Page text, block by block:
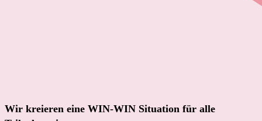
Wir kreieren eine WIN-WIN Situation für alle